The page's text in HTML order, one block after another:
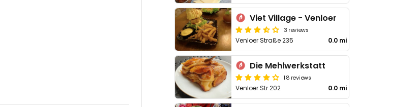
Viet Village - Venloer
3 reviews
Venloer Straße 235 0.0 mi
Die Mehlwerkstatt
18 reviews
Venloer Str 202 0.0 mi